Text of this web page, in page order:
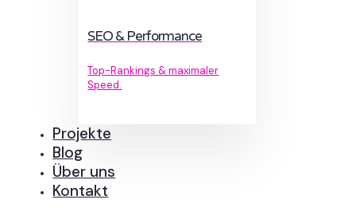
SEO & Performance
Top-Rankings & maximaler
Speed.
Projekte
Blog
Über uns
Kontakt